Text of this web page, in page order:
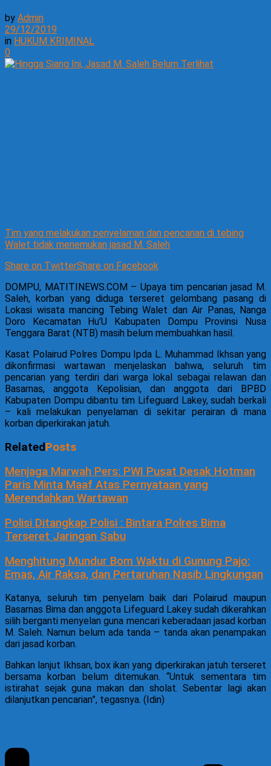
by Admin
29/12/2019
in HUKUM KRIMINAL
0
Tim yang melakukan penyelaman dan pencarian di tebing
Walet tidak menemukan jasad M. Saleh
Share on TwitterShare on Facebook
DOMPU, MATITINEWS.COM – Upaya tim pencarian jasad M.
Saleh, korban yang diduga terseret gelombang pasang di
Lokasi wisata mancing Tebing Walet dan Air Panas, Nanga
Doro Kecamatan Hu’U Kabupaten Dompu Provinsi Nusa
Tenggara Barat (NTB) masih belum membuahkan hasil.
Kasat Polairud Polres Dompu Ipda L. Muhammad Ikhsan yang
dikonfirmasi wartawan menjelaskan bahwa, seluruh tim
pencarian yang terdiri dari warga lokal sebagai relawan dan
Basarnas, anggota Kepolisian, dan anggota dari BPBD
Kabupaten Dompu dibantu tim Lifeguard Lakey, sudah berkali
– kali melakukan penyelaman di sekitar perairan di mana
korban diperkirakan jatuh.
RelatedPosts
Menjaga Marwah Pers: PWI Pusat Desak Hotman
Paris Minta Maaf Atas Pernyataan yang
Merendahkan Wartawan
Polisi Ditangkap Polisi : Bintara Polres Bima
Terseret Jaringan Sabu
Menghitung Mundur Bom Waktu di Gunung Pajo:
Emas, Air Raksa, dan Pertaruhan Nasib Lingkungan
Katanya, seluruh tim penyelam baik dari Polairud maupun
Basarnas Bima dan anggota Lifeguard Lakey sudah dikerahkan
silih berganti menyelan guna mencari keberadaan jasad korban
M. Saleh. Namun belum ada tanda – tanda akan penampakan
dari jasad korban.
Bahkan lanjut Ikhsan, box ikan yang diperkirakan jatuh terseret
bersama korban belum ditemukan. “Untuk sementara tim
istirahat sejak guna makan dan sholat. Sebentar lagi akan
dilanjutkan pencarian”, tegasnya. (Idin)